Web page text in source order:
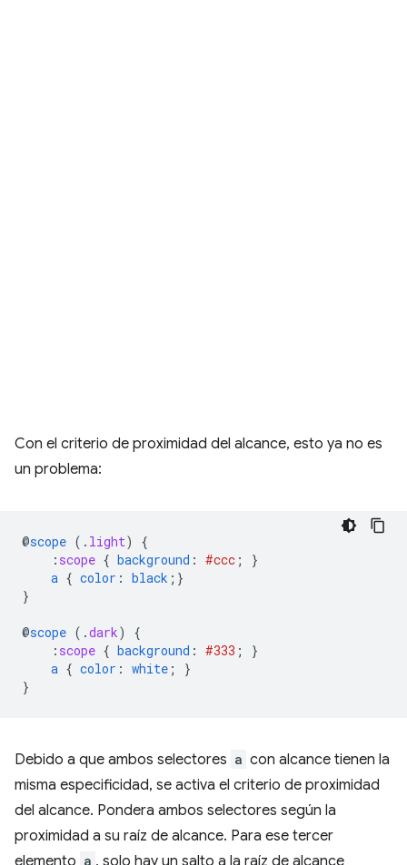
Con el criterio de proximidad del alcance, esto ya no es
un problema:
@scope ( . light)
{
: scope { background : #ccc ;
}
a { color : black ;}
}
@scope ( .dark)
{
: scope { background : #333 ;
}
a { color : white ;
}
}
Debido a que ambos selectores a con alcance tienen la
misma especificidad, se activa el criterio de proximidad
del alcance. Pondera ambos selectores según la
proximidad a su raíz de alcance. Para ese tercer
elemento a , solo hay un salto a la raíz de alcance